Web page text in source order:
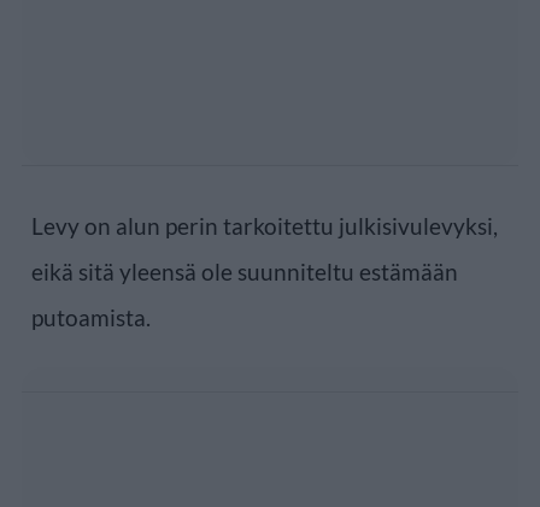
Levy on alun perin tarkoitettu julkisivulevyksi,
eikä sitä yleensä ole suunniteltu estämään
putoamista.